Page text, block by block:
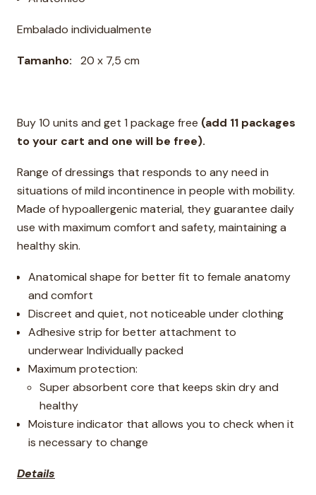
Embalado individualmente
Tamanho: 20 x 7,5 cm
Buy 10 units and get 1 package free (add 11 packages
to your cart and one will be free).
Range of dressings that responds to any need in
situations of mild incontinence in people with mobility.
Made of hypoallergenic material, they guarantee daily
use with maximum comfort and safety, maintaining a
healthy skin.
Anatomical shape for better fit to female anatomy
and comfort
Discreet and quiet, not noticeable under clothing
Adhesive strip for better attachment to
underwear Individually packed
Maximum protection:
Super absorbent core that keeps skin dry and
healthy
Moisture indicator that allows you to check when it
is necessary to change
Details